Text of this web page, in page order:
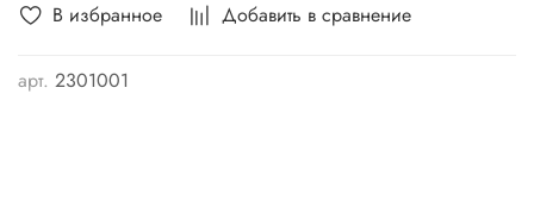
В избранное Добавить в сравнение
арт. 2301001